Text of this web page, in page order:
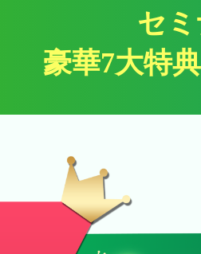
セ
豪華7大特